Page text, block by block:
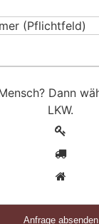
(Pflichtfeld)
Dann
LKW.